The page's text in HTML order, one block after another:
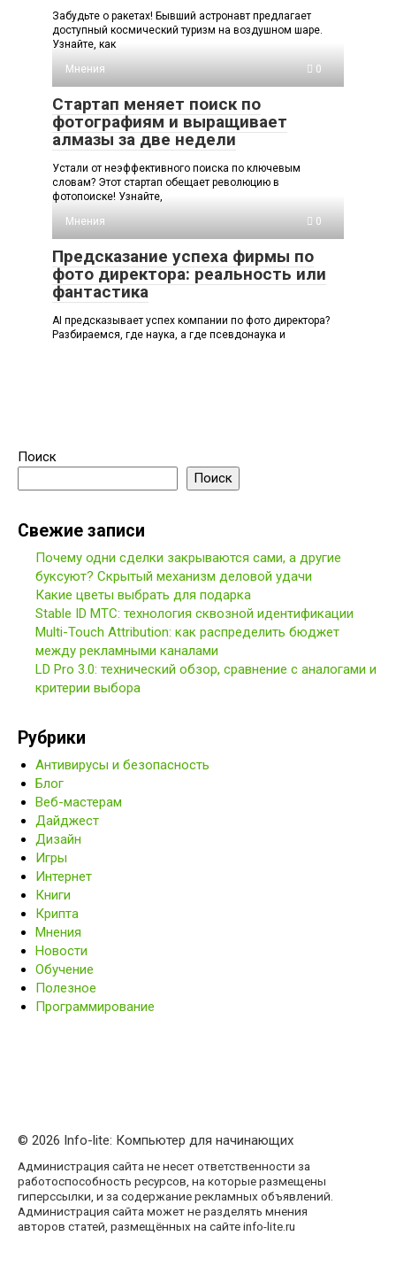
Забудьте о ракетах! Бывший астронавт предлагает
доступный космический туризм на воздушном шаре.
Узнайте, как
Мнения
0
Стартап меняет поиск по
фотографиям и выращивает
алмазы за две недели
Устали от неэффективного поиска по ключевым
словам? Этот стартап обещает революцию в
фотопоиске! Узнайте,
Мнения
0
Предсказание успеха фирмы по
фото директора: реальность или
фантастика
AI предсказывает успех компании по фото директора?
Разбираемся, где наука, а где псевдонаука и
Поиск
Поиск
Свежие записи
Почему одни сделки закрываются сами, а другие
буксуют? Скрытый механизм деловой удачи
Какие цветы выбрать для подарка
Stable ID МТС: технология сквозной идентификации
Multi-Touch Attribution: как распределить бюджет
между рекламными каналами
LD Pro 3.0: технический обзор, сравнение с аналогами и
критерии выбора
Рубрики
Антивирусы и безопасность
Блог
Веб-мастерам
Дайджест
Дизайн
Игры
Интернет
Книги
Крипта
Мнения
Новости
Обучение
Полезное
Программирование
© 2026 Info-lite: Компьютер для начинающих
Администрация сайта не несет ответственности за
работоспособность ресурсов, на которые размещены
гиперссылки, и за содержание рекламных объявлений.
Администрация сайта может не разделять мнения
авторов статей, размещённых на сайте info-lite.ru